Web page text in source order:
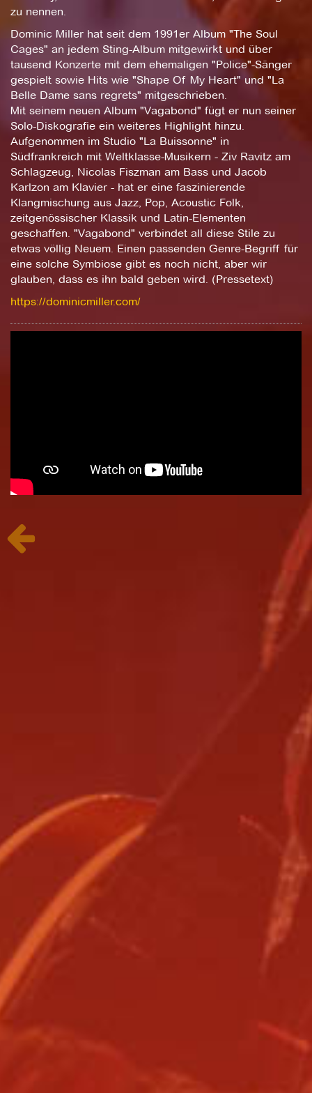
zu nennen.
Dominic Miller hat seit dem 1991er Album "The Soul
Cages" an jedem Sting-Album mitgewirkt und über
tausend Konzerte mit dem ehemaligen "Police"-Sänger
gespielt sowie Hits wie "Shape Of My Heart" und "La
Belle Dame sans regrets" mitgeschrieben.
Mit seinem neuen Album "Vagabond" fügt er nun seiner
Solo-Diskografie ein weiteres Highlight hinzu.
Aufgenommen im Studio "La Buissonne" in
Südfrankreich mit Weltklasse-Musikern - Ziv Ravitz am
Schlagzeug, Nicolas Fiszman am Bass und Jacob
Karlzon am Klavier - hat er eine faszinierende
Klangmischung aus Jazz, Pop, Acoustic Folk,
zeitgenössischer Klassik und Latin-Elementen
geschaffen. "Vagabond" verbindet all diese Stile zu
etwas völlig Neuem. Einen passenden Genre-Begriff für
eine solche Symbiose gibt es noch nicht, aber wir
glauben, dass es ihn bald geben wird. (Pressetext)
https://dominicmiller.com/